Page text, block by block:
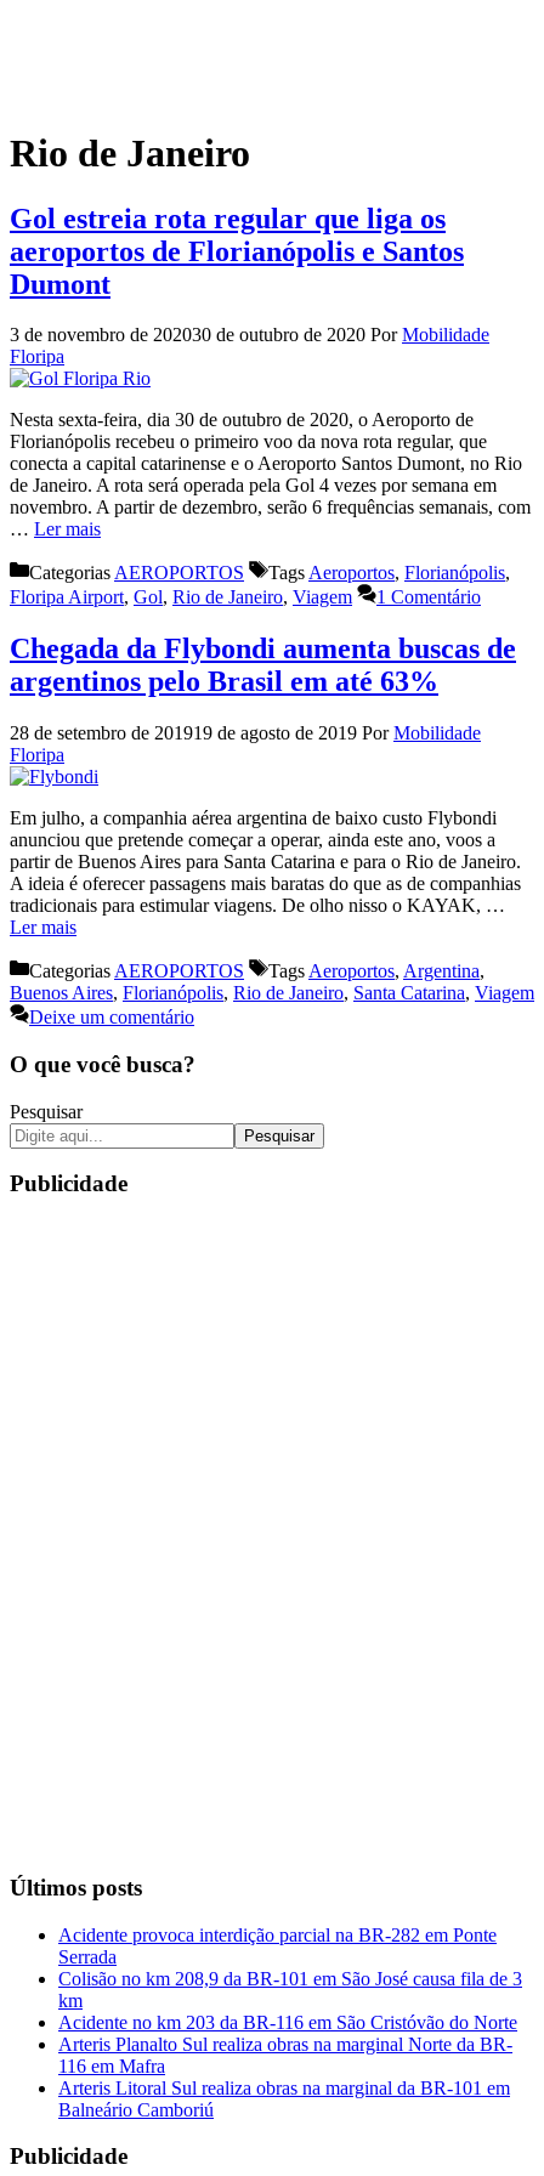
Rio de Janeiro
Gol estreia rota regular que liga os
aeroportos de Florianópolis e Santos
Dumont
3 de novembro de 202030 de outubro de 2020 PorMobilidade
Floripa
Nesta sexta-feira, dia 30 de outubro de 2020, o Aeroporto de
Florianópolis recebeu o primeiro voo da nova rota regular, que
conecta a capital catarinense e o Aeroporto Santos Dumont, no Rio
de Janeiro. A rota será operada pela Gol 4 vezes por semana em
novembro. A partir de dezembro, serão 6 frequências semanais, com
… Ler mais
CategoriasAEROPORTOS TagsAeroportos, Florianópolis,
Floripa Airport, Gol, Rio de Janeiro, Viagem 1 Comentário
Chegada da Flybondi aumenta buscas de
argentinos pelo Brasil em até 63%
28 de setembro de 201919 de agosto de 2019 PorMobilidade
Floripa
Em julho, a companhia aérea argentina de baixo custo Flybondi
anunciou que pretende começar a operar, ainda este ano, voos a
partir de Buenos Aires para Santa Catarina e para o Rio de Janeiro.
A ideia é oferecer passagens mais baratas do que as de companhias
tradicionais para estimular viagens. De olho nisso o KAYAK, …
Ler mais
Categorias AEROPORTOS Tags Aeroportos, Argentina,
Buenos Aires, Florianópolis, Rio de Janeiro, Santa Catarina, Viagem
Deixe um comentário
O que você busca?
Pesquisar
Pesquisar
Publicidade
Últimos posts
Acidente provoca interdição parcial na BR-282 em Ponte
Serrada
Colisão no km 208,9 da BR-101 em São José causa fila de 3
km
Acidente no km 203 da BR-116 em São Cristóvão do Norte
Arteris Planalto Sul realiza obras na marginal Norte da BR-
116 em Mafra
Arteris Litoral Sul realiza obras na marginal da BR-101 em
Balneário Camboriú
Publicidade